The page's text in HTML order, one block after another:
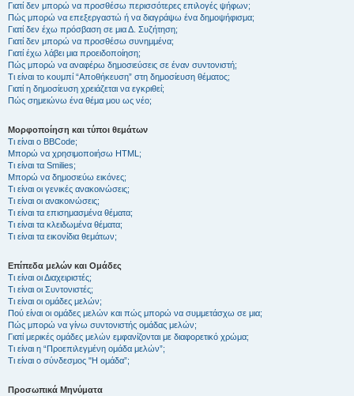
Γιατί δεν μπορώ να προσθέσω περισσότερες επιλογές ψήφων;
Πώς μπορώ να επεξεργαστώ ή να διαγράψω ένα δημοψήφισμα;
Γιατί δεν έχω πρόσβαση σε μια Δ. Συζήτηση;
Γιατί δεν μπορώ να προσθέσω συνημμένα;
Γιατί έχω λάβει μια προειδοποίηση;
Πώς μπορώ να αναφέρω δημοσιεύσεις σε έναν συντονιστή;
Τι είναι το κουμπί “Αποθήκευση” στη δημοσίευση θέματος;
Γιατί η δημοσίευση χρειάζεται να εγκριθεί;
Πώς σημειώνω ένα θέμα μου ως νέο;
Μορφοποίηση και τύποι θεμάτων
Τι είναι ο BBCode;
Μπορώ να χρησιμοποιήσω HTML;
Τι είναι τα Smilies;
Μπορώ να δημοσιεύω εικόνες;
Τι είναι οι γενικές ανακοινώσεις;
Τι είναι οι ανακοινώσεις;
Τι είναι τα επισημασμένα θέματα;
Τι είναι τα κλειδωμένα θέματα;
Τι είναι τα εικονίδια θεμάτων;
Επίπεδα μελών και Ομάδες
Τι είναι οι Διαχειριστές;
Τι είναι οι Συντονιστές;
Τι είναι οι ομάδες μελών;
Πού είναι οι ομάδες μελών και πώς μπορώ να συμμετάσχω σε μια;
Πώς μπορώ να γίνω συντονιστής ομάδας μελών;
Γιατί μερικές ομάδες μελών εμφανίζονται με διαφορετικό χρώμα;
Τι είναι η “Προεπιλεγμένη ομάδα μελών”;
Τι είναι ο σύνδεσμος "Η ομάδα”;
Προσωπικά Μηνύματα